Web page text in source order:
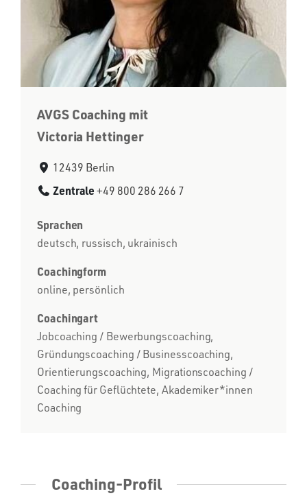
AVGS Coaching mit
Victoria Hettinger
12439 Berlin
Zentrale +49 800 286 266 7
Sprachen
deutsch, russisch, ukrainisch
Coachingform
online, persönlich
Coachingart
Jobcoaching / Bewerbungscoaching,
Gründungscoaching / Businesscoaching,
Orientierungscoaching, Migrationscoaching /
Coaching für Geflüchtete, Akademiker*innen
Coaching
Coaching-Profil